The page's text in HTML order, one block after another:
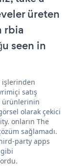
üreten
rbia
seen in
işlerinden
satış
ürünlerinin
olarak çekici
onların The
sağlamadı.
party apps